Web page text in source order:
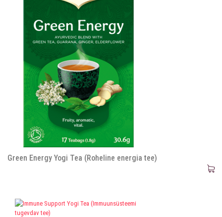
Green Energy Yogi Tea (Roheline energia tee)